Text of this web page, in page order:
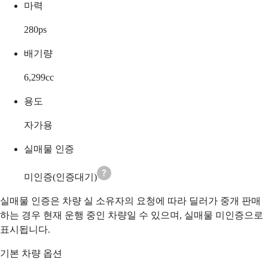
마력
280ps
배기량
6,299cc
용도
자가용
실매물 인증
미인증(인증대기)
실매물 인증은 차량 실 소유자의 요청에 따라 딜러가 중개 판매
하는 경우 현재 운행 중인 차량일 수 있으며, 실매물 미인증으로
표시됩니다.
기본 차량 옵션